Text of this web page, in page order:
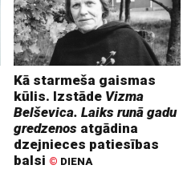
Kā starmeša gaismas
kūlis. Izstāde Vizma
Belševica. Laiks runā gadu
gredzenos atgādina
dzejnieces patiesības
balsi © DIENA